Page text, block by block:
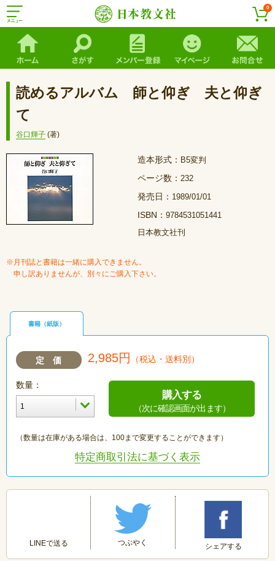
0
読めるアルバム 師と仰ぎ 夫と仰ぎ
て
谷口輝子 (著)
造本形式： B5変判
ページ数： 232
発売日： 1989/01/01
ISBN： 9784531051441
日本教文社刊
※月刊誌と書籍は一緒に購入できません。
申し訳ありませんが、別々にご購入下さい。
書籍（紙版）
定 価 2,985円 （税込・送料別）
数量：
購入する
（次に確認画面が出ます）
（数量は在庫がある場合は、100まで変更することができます）
特定商取引法に基づく表示
LINEで送る つぶやく シェアする